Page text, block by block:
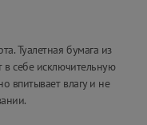
Туалетная бумага из
в себе исключительную
впитывает влагу и не